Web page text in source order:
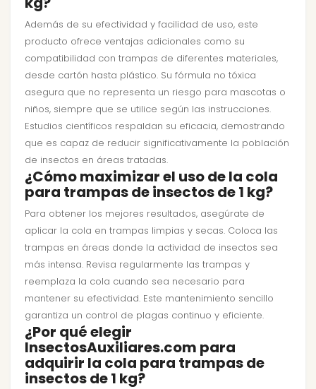
Además de su efectividad y facilidad de uso, este
producto ofrece ventajas adicionales como su
compatibilidad con trampas de diferentes materiales,
desde cartón hasta plástico. Su fórmula no tóxica
asegura que no representa un riesgo para mascotas o
niños, siempre que se utilice según las instrucciones.
Estudios científicos respaldan su eficacia, demostrando
que es capaz de reducir significativamente la población
de insectos en áreas tratadas.
¿Cómo maximizar el uso de la cola
para trampas de insectos de 1 kg?
Para obtener los mejores resultados, asegúrate de
aplicar la cola en trampas limpias y secas. Coloca las
trampas en áreas donde la actividad de insectos sea
más intensa. Revisa regularmente las trampas y
reemplaza la cola cuando sea necesario para
mantener su efectividad. Este mantenimiento sencillo
garantiza un control de plagas continuo y eficiente.
¿Por qué elegir
InsectosAuxiliares.com para
adquirir la cola para trampas de
insectos de 1 kg?